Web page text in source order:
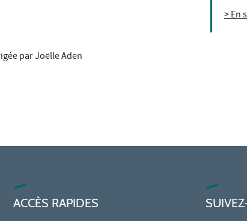
par Joëlle Aden
> En
ACCÈS RAPIDES